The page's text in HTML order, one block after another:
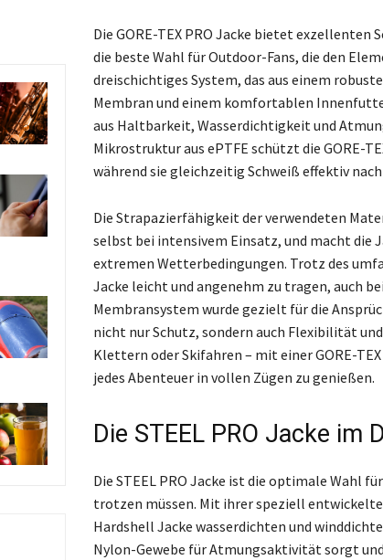
Die GORE-TEX PRO Jacke bietet
die beste Wahl für Outdoor-Fans, die den
dreischichtiges System, das aus einem
Membran und einem komfortablen
aus Haltbarkeit, Wasserdichtigkeit und
Mikrostruktur aus ePTFE schützt die GORE-
während sie gleichzeitig Schweiß effektiv
Die Strapazierfähigkeit der verwendeten
selbst bei intensivem Einsatz, und macht die
extremen Wetterbedingungen. Trotz des
Jacke leicht und angenehm zu tragen, auch
Membransystem wurde gezielt für die
nicht nur Schutz, sondern auch Flexibilität
Klettern oder Skifahren – mit einer GORE-
jedes Abenteuer in vollen Zügen zu genießen.
Die STEEL PRO Jacke im
Die STEEL PRO Jacke ist die optimale Wahl
trotzen müssen. Mit ihrer speziell
Hardshell Jacke wasserdichten und
Nylon-Gewebe für Atmungsaktivität sorgt